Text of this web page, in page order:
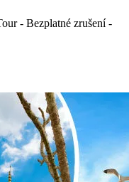
- Bezplatné zrušení -